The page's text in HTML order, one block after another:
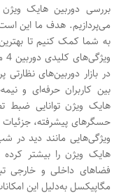
می‌پردازیم. هدف ما این
به شما کمک کنیم تا
در بازار دوربین‌های
هایک ویژن توانایی ضبط
حسگرهای پیشرفته‌،
ویژگی‌هایی مانند دید
هایک ویژن را بیشتر کرده
مگاپیکسل به‌دلیل این